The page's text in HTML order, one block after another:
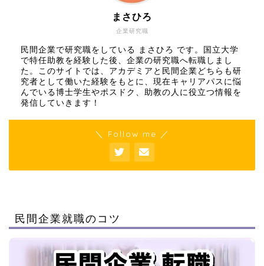
企業研究職
まさひろ
民間企業で研究職をしている まさひろ です。国立大学
で特任助教を経験した後、企業の研究職へ転職しまし
た。このサイトでは、アカデミアと民間企業どちらも研
究者として働いた経験をもとに、現在キャリアパスに悩
んでいる博士学生やポスドク、助教の人に役立つ情報を
発信していきます！
＼ Follow me ／
民間企業就職のコツ